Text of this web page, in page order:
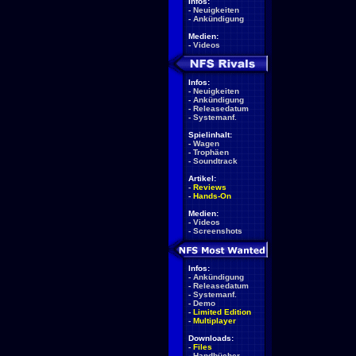
- Neuigkeiten
- Ankündigung
Medien:
- Videos
Infos:
- Neuigkeiten
- Ankündigung
- Releasedatum
- Systemanf.
Spielinhalt:
- Wagen
- Trophäen
- Soundtrack
Artikel:
- Reviews
- Hands-On
Medien:
- Videos
- Screenshots
Infos:
- Ankündigung
- Releasedatum
- Systemanf.
- Demo
- Limited Edition
- Multiplayer
Downloads:
- Files